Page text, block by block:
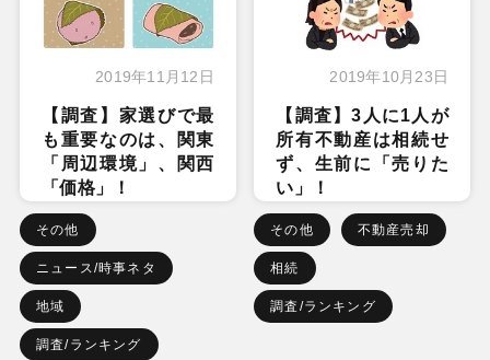
2019年11月12日
【調査】家選びで最
も重要なのは、関東
「周辺環境」、関西
「価格」！
その他
ニュース/時事ネタ
地域
調査/ランキング
2019年10月23日
【調査】3人に1人が
所有不動産は相続せ
ず、生前に「売りた
い」！
その他 不動産売却
相続
調査/ランキング